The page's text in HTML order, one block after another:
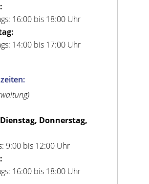
16:00 bis 18:00 Uhr
14:00 bis 17:00 Uhr
Donnerstag,
9:00 bis 12:00 Uhr
16:00 bis 18:00 Uhr